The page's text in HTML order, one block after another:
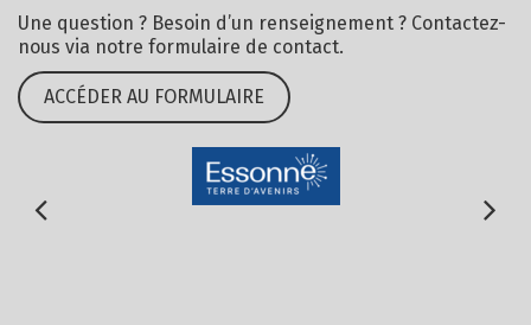
Une question ? Besoin d’un renseignement ? Contactez-
nous via notre formulaire de contact.
ACCÉDER AU FORMULAIRE